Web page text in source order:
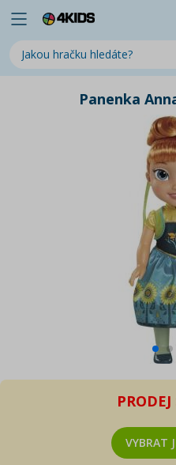
Panenka
VYBRAT